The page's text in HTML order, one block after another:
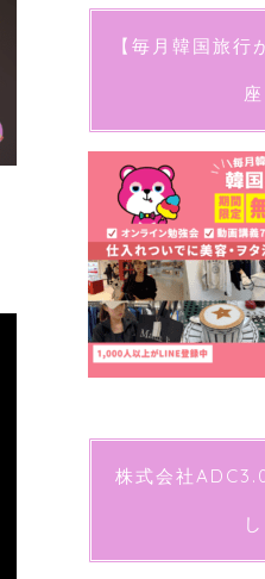
【毎月韓国旅
株式会社